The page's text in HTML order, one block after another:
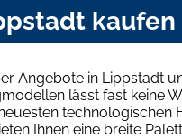
Angebote in Lippstadt
lässt fast keine
Ihnen eine breite